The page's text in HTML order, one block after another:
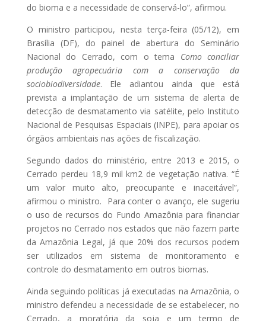
do bioma e a necessidade de conservá-lo”, afirmou.
O ministro participou, nesta terça-feira (05/12), em
Brasília (DF), do painel de abertura do Seminário
Nacional do Cerrado, com o tema Como conciliar
produção agropecuária com a conservação da
sociobiodiversidade. Ele adiantou ainda que está
prevista a implantação de um sistema de alerta de
detecção de desmatamento via satélite, pelo Instituto
Nacional de Pesquisas Espaciais (INPE), para apoiar os
órgãos ambientais nas ações de fiscalização.
Segundo dados do ministério, entre 2013 e 2015, o
Cerrado perdeu 18,9 mil km2 de vegetação nativa. “É
um valor muito alto, preocupante e inaceitável”,
afirmou o ministro. Para conter o avanço, ele sugeriu
o uso de recursos do Fundo Amazônia para financiar
projetos no Cerrado nos estados que não fazem parte
da Amazônia Legal, já que 20% dos recursos podem
ser utilizados em sistema de monitoramento e
controle do desmatamento em outros biomas.
Ainda seguindo políticas já executadas na Amazônia, o
ministro defendeu a necessidade de se estabelecer, no
Cerrado, a moratória da soja e um termo de